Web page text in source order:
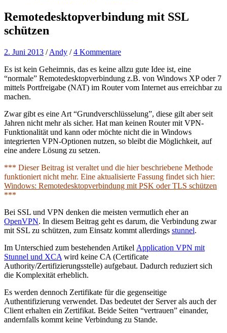
Remotedesktopverbindung mit SSL
schützen
2. Juni 2013 /Andy /4 Kommentare
Es ist kein Geheimnis, das es keine allzu gute Idee ist, eine
“normale” Remotedesktopverbindung z.B. von Windows XP oder 7
mittels Portfreigabe (NAT) im Router vom Internet aus erreichbar zu
machen.
Zwar gibt es eine Art “Grundverschlüsselung”, diese gilt aber seit
Jahren nicht mehr als sicher. Hat man keinen Router mit VPN-
Funktionalität und kann oder möchte nicht die in Windows
integrierten VPN-Optionen nutzen, so bleibt die Möglichkeit, auf
eine andere Lösung zu setzen.
*** Dieser Beitrag ist veraltet und die hier beschriebene Methode
funktioniert nicht mehr. Eine aktualisierte Fassung findet sich hier:
Windows: Remotedesktopverbindung mit PSK oder TLS schützen
***
Bei SSL und VPN denken die meisten vermutlich eher an
OpenVPN. In diesem Beitrag geht es darum, die Verbindung zwar
mit SSL zu schützen, zum Einsatz kommt allerdings stunnel.
Im Unterschied zum bestehenden Artikel Application VPN mit
Stunnel und XCA wird keine CA (Certificate
Authority/Zertifizierungsstelle) aufgebaut. Dadurch reduziert sich
die Komplexität erheblich.
Es werden dennoch Zertifikate für die gegenseitige
Authentifizierung verwendet. Das bedeutet der Server als auch der
Client erhalten ein Zertifikat. Beide Seiten “vertrauen” einander,
andernfalls kommt keine Verbindung zu Stande.